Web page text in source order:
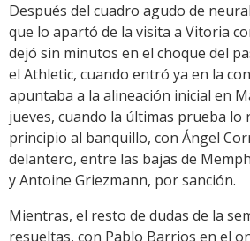
Después del cuadro agudo de
que lo apartó de la visita a Vitoria
dejó sin minutos en el choque del
el Athletic, cuando entró ya en la
apuntaba a la alineación inicial en
jueves, cuando la últimas prueba lo
principio al banquillo, con Ángel
delantero, entre las bajas de
y Antoine Griezmann, por sanción.
Mientras, el resto de dudas de la
resueltas, con Pablo Barrios en el